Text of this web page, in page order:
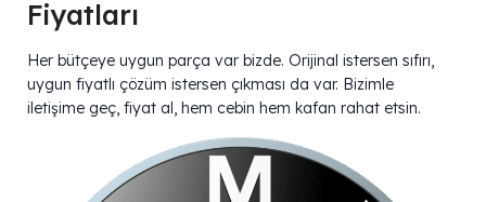
Fiyatları
Her bütçeye uygun parça var bizde. Orijinal istersen sıfırı,
uygun fiyatlı çözüm istersen çıkması da var. Bizimle
iletişime geç, fiyat al, hem cebin hem kafan rahat etsin.